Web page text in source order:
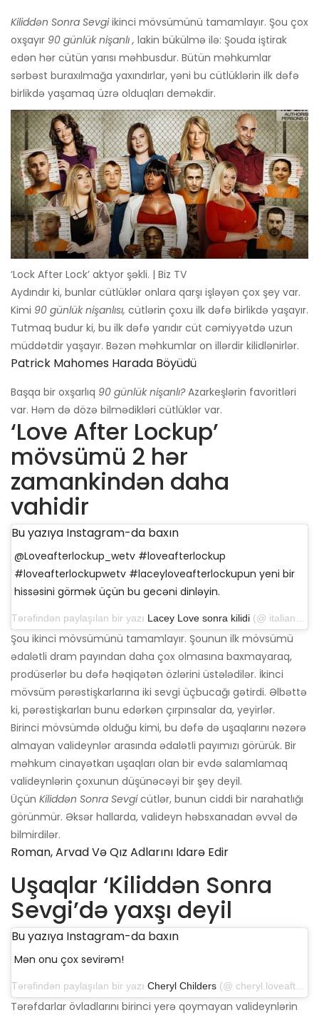
Kiliddən Sonra Sevgiikinci mövsümünü tamamlayır. Şou çox
oxşayır 90 günlük nişanlı , lakin bükülmə ilə: Şouda iştirak
edən hər cütün yarısı məhbusdur. Bütün məhkumlar
sərbəst buraxılmağa yaxındırlar, yəni bu cütlüklərin ilk dəfə
birlikdə yaşamaq üzrə olduqları deməkdir.
‘Lock After Lock’ aktyor şəkli. | Biz TV
Aydındır ki, bunlar cütlüklər onlara qarşı işləyən çox şey var.
Kimi 90 günlük nişanlısı, cütlərin çoxu ilk dəfə birlikdə yaşayır.
Tutmaq budur ki, bu ilk dəfə yarıdır cüt cəmiyyətdə uzun
müddətdir yaşayır. Bəzən məhkumlar on illərdir kilidlənirlər.
Patrick Mahomes Harada Böyüdü
Başqa bir oxşarlıq 90 günlük nişanlı?Azarkeşlərin favoritləri
var. Həm də dözə bilmədikləri cütlüklər var.
‘Love After Lockup’
mövsümü 2 hər
zamankindən daha
vahidir
Bu yazıya Instagram-da baxın
@Loveafterlockup_wetv #loveafterlockup
#loveafterlockupwetv #laceyloveafterlockupun yeni bir
hissəsini görmək üçün bu gecəni dinləyin.
Tərəfindən paylaşılan bir yazı Lacey Love sonra kilidi (@ italian_queen757) 15 Noyabr 2019 tarixində 16:55 PST
Şou ikinci mövsümünü tamamlayır. Şounun ilk mövsümü
ədalətli dram payından daha çox olmasına baxmayaraq,
prodüserlər bu dəfə həqiqətən özlərini üstələdilər. İkinci
mövsüm pərəstişkarlarına iki sevgi üçbucağı gətirdi. Əlbəttə
ki, pərəstişkarları bunu edərkən çırpınsalar da, yeyirlər.
Birinci mövsümdə olduğu kimi, bu dəfə də uşaqlarını nəzərə
almayan valideynlər arasında ədalətli payımızı görürük. Bir
məhkum cinayətkarı uşaqları olan bir evdə salamlamaq
valideynlərin çoxunun düşünəcəyi bir şey deyil.
Üçün Kiliddən Sonra Sevgicütlər, bunun ciddi bir narahatlığı
görünmür. Əksər hallarda, valideyn həbsxanadan əvvəl də
bilmirdilər.
Roman, Arvad Və Qız Adlarını Idarə Edir
Uşaqlar ‘Kiliddən Sonra
Sevgi’də yaxşı deyil
Bu yazıya Instagram-da baxın
Mən onu çox sevirəm!
Tərəfindən paylaşılan bir yazı Cheryl Childers (@ cheryl.loveafterlockup) 6 sentyabr 2019-cu il, saat 13: 38-də PDT
Tərəfdarlar övladlarını birinci yerə qoymayan valideynlərin